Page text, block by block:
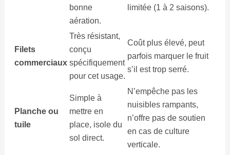
bonne
aération.
limitée (1 à 2 saisons).
Filets
commerciaux
Très résistant,
conçu
spécifiquement
pour cet usage.
Coût plus élevé, peut
parfois marquer le fruit
s’il est trop serré.
Planche ou
tuile
Simple à
mettre en
place, isole du
sol direct.
N’empêche pas les
nuisibles rampants,
n’offre pas de soutien
en cas de culture
verticale.